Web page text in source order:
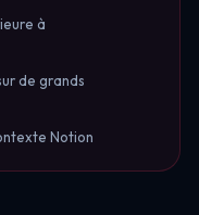
à
de grands
Notion